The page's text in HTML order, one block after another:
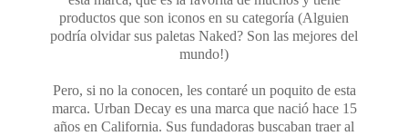
productos que son iconos en su categoría (Alguien
podría olvidar sus paletas Naked? Son las mejores del
mundo!)
Pero, si no la conocen, les contaré un poquito de esta
marca. Urban Decay es una marca que nació hace 15
años en California. Sus fundadoras buscaban traer al